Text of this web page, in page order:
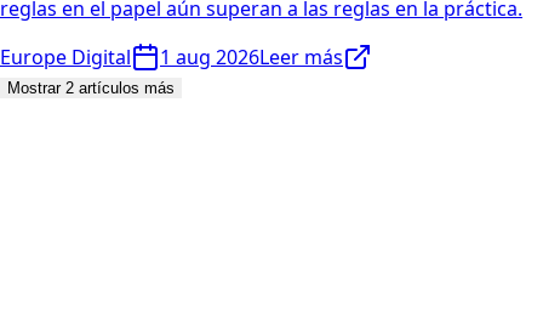
reglas en el papel aún superan a las reglas en la práctica.
Europe Digital
1 aug 2026Leer más
Mostrar 2 artículos más